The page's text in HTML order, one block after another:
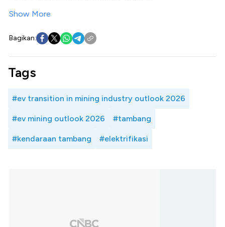
Show More
Bagikan:
Tags
#ev transition in mining industry outlook 2026
#ev mining outlook 2026 #tambang
#kendaraan tambang #elektrifikasi